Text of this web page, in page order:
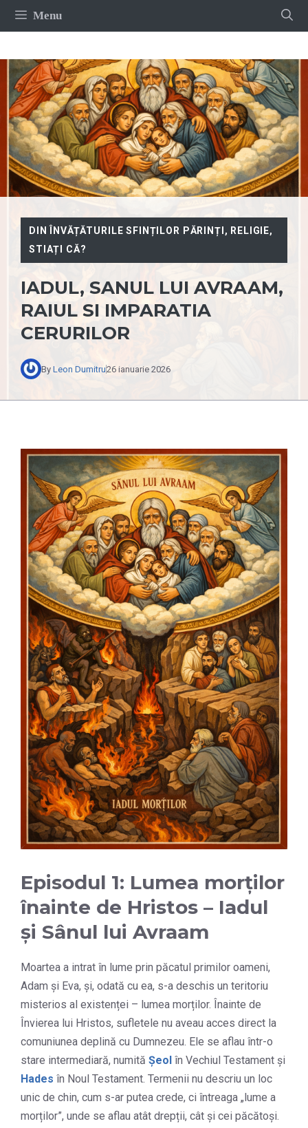
Sari
Menu
DIN ÎNVĂȚĂTURILE SFINȚILOR PĂRINȚI , RELIGIE,
STIAȚI CĂ?
IADUL, SANUL LUI AVRAAM,
RAIUL SI IMPARATIA
CERURILOR
By Leon Dumitru26 ianuarie 2026
Episodul 1: Lumea morților
înainte de Hristos – Iadul
și Sânul lui Avraam
Moartea a intrat în lume prin păcatul primilor oameni,
Adam și Eva, și, odată cu ea, s-a deschis un teritoriu
misterios al existenței – lumea morților. Înainte de
Învierea lui Hristos, sufletele nu aveau acces direct la
comuniunea deplină cu Dumnezeu. Ele se aflau într-o
stare intermediară, numită Șeol în Vechiul Testament și
Hades în Noul Testament. Termenii nu descriu un loc
unic de chin, cum s-ar putea crede, ci întreaga „lume a
morților”, unde se aflau atât drepții, cât și cei păcătoși.